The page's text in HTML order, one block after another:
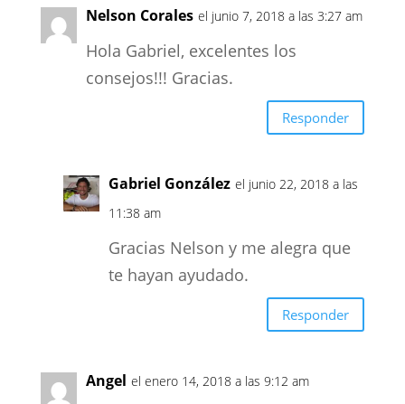
Nelson Corales el junio 7, 2018 a las 3:27 am
Hola Gabriel, excelentes los
consejos!!! Gracias.
Responder
Gabriel González el junio 22, 2018 a las
11:38 am
Gracias Nelson y me alegra que
te hayan ayudado.
Responder
Angel el enero 14, 2018 a las 9:12 am